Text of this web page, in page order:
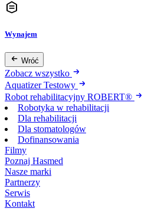
Wynajem
Wróć
Zobacz wszystko
Aquatizer Testowy
Robot rehabilitacyjny ROBERT®
Robotyka w rehabilitacji
Dla rehabilitacji
Dla stomatologów
Dofinansowania
Filmy
Poznaj Hasmed
Nasze marki
Partnerzy
Serwis
Kontakt